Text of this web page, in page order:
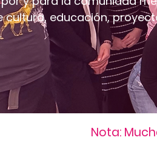
cultura, educación,
Nota: